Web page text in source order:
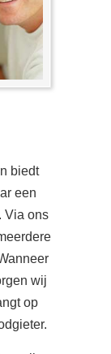
biedt
een
Via ons
wij
op